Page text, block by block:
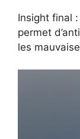
Insight final
permet
les